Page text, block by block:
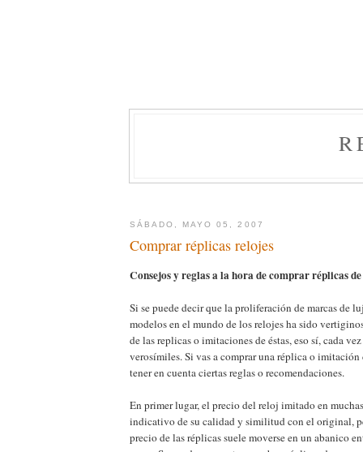
SÁBADO, MAYO 05, 2007
Comprar réplicas relojes
Consejos y reglas a la hora de comprar réplicas
Si se puede decir que la proliferación de marcas de
modelos en el mundo de los relojes ha sido
de las replicas o imitaciones de éstas, eso sí, cada
verosímiles. Si vas a comprar una réplica o
tener en cuenta ciertas reglas o recomendaciones.
En primer lugar, el precio del reloj imitado en
indicativo de su calidad y similitud con el original,
precio de las réplicas suele moverse en un abanico